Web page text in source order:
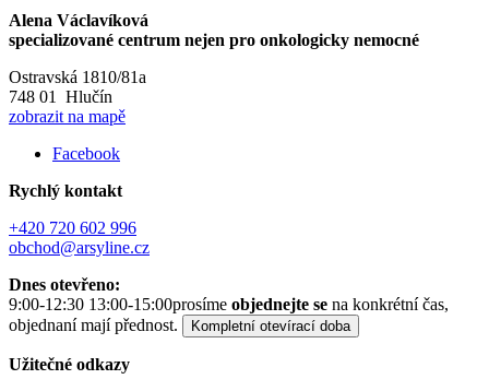
Alena Václavíková
specializované centrum nejen pro onkologicky nemocné
Ostravská 1810/81a
748 01 Hlučín
zobrazit na mapě
Facebook
Rychlý kontakt
+420 720 602 996
obchod@arsyline.cz
Dnes otevřeno:
9:00-12:30 13:00-15:00prosíme objednejte se na konkrétní čas,
objednaní mají přednost.
Kompletní otevírací doba
Užitečné odkazy